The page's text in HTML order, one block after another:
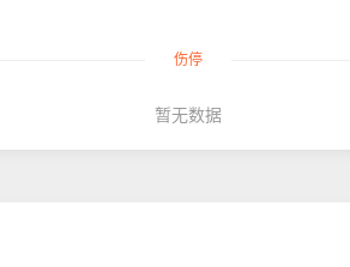
伤停
暂无数据